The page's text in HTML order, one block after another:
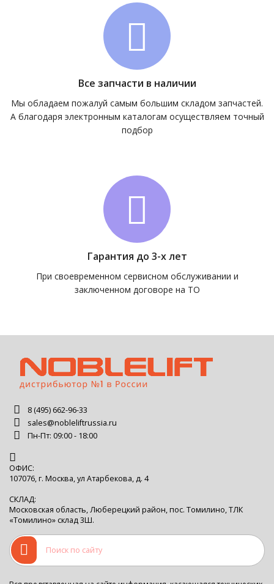
Все запчасти в наличии
Мы обладаем пожалуй самым большим складом запчастей.
А благодаря электронным каталогам осуществляем точный
подбор
Гарантия до 3-х лет
При своевременном сервисном обслуживании и
заключенном договоре на ТО
8 (495) 662-96-33
sales@nobleliftrussia.ru
Пн-Пт: 09:00 - 18:00
ОФИС:
107076, г. Москва, ул Атарбекова, д. 4
СКЛАД:
Московская область, Люберецкий район, пос. Томилино, ТЛК
«Томилино» склад 3Ш.